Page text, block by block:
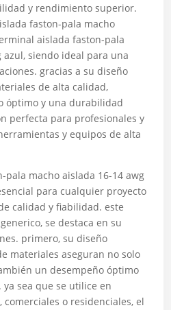
y rendimiento superior.
faston-pala macho
aislada faston-pala
azul, siendo ideal para una
gracias a su diseño
de alta calidad,
óptimo y una durabilidad
perfecta para profesionales y
y equipos de alta
macho aislada 16-14 awg
para cualquier proyecto
calidad y fiabilidad. este
se destaca en su
primero, su diseño
materiales aseguran no solo
un desempeño óptimo
sea que se utilice en
o residenciales, el